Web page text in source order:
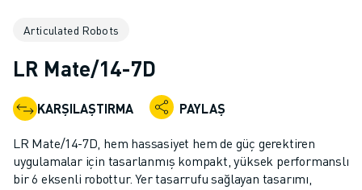
İŞBIRLIKÇI ROBOTLAR
ROBOT KONTROLÖRLERI
ROBOT AKSESUARLARI
ROBOT YAZILIMI
SIMÜLASYON YAZILIMI
EĞITIM AMAÇLI ROBOTIK ÜRÜNLERI
ROBOT OTOMASYONU
Articulated Robots
LR Mate/14-7D
KARŞILAŞTIRMA PAYLAŞ
LR Mate/14-7D, hem hassasiyet hem de güç gerektiren
uygulamalar için tasarlanmış kompakt, yüksek performanslı
bir 6 eksenli robottur. Yer tasarrufu sağlayan tasarımı,